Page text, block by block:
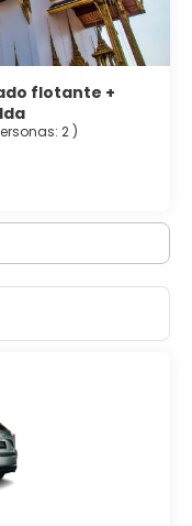
flotante +
2 )